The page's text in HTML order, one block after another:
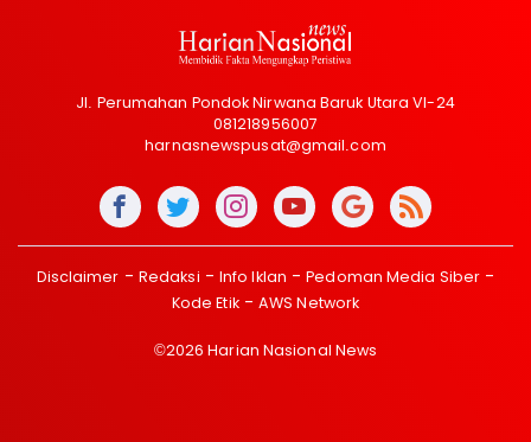
Jl. Perumahan Pondok Nirwana Baruk Utara VI-24
081218956007
harnasnewspusat@gmail.com
Disclaimer Redaksi Info Iklan
Pedoman Media Siber
Kode Etik
AWS Network
©2026 Harian Nasional News